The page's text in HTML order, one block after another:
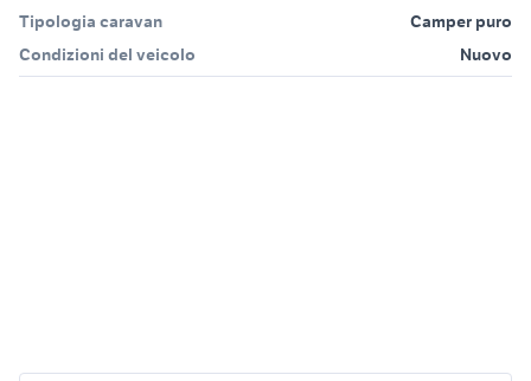
Tipologia caravan
Camper puro
Condizioni del veicolo
Nuovo